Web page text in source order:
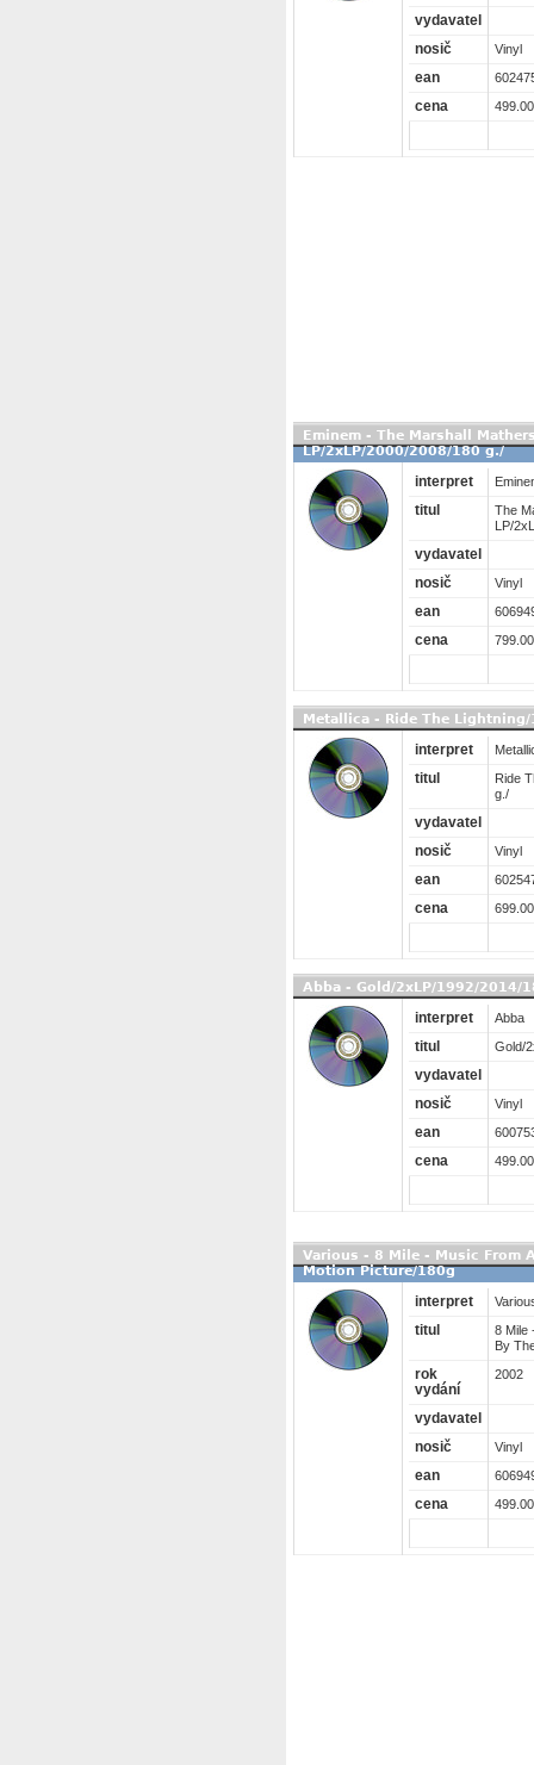
vydavatel
nosič
Vinyl
ean
cena
Eminem - The Marshall
LP/2xLP/2000/2008/180 g./
interpret
titul
The
LP/
vydavatel
nosič
Vinyl
ean
cena
Metallica - Ride The
interpret
titul
Ride
g./
vydavatel
nosič
Vinyl
ean
cena
Abba - Gold/2xLP/1992/2014/
interpret Abba
titul Gold/
vydavatel
nosič
Vinyl
ean
cena
Various - 8 Mile - Music From
Motion Picture/180g
interpret
titul
8 Mile
By
rok
vydání
2002
vydavatel
nosič
Vinyl
ean
cena